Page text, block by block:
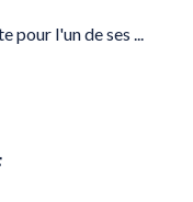
pour l'un de ses ...